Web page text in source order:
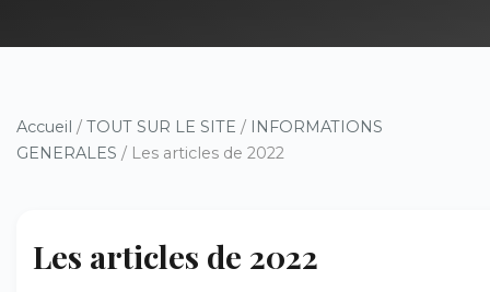
Accueil / TOUT SUR LE SITE / INFORMATIONS
GENERALES / Les articles de 2022
Les articles de 2022